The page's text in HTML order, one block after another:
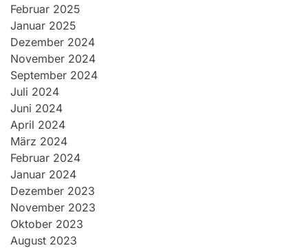
Februar 2025
Januar 2025
Dezember 2024
November 2024
September 2024
Juli 2024
Juni 2024
April 2024
März 2024
Februar 2024
Januar 2024
Dezember 2023
November 2023
Oktober 2023
August 2023